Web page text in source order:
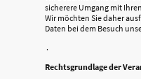
sicherere Umgang mit
Wir möchten Sie daher
Daten bei dem Besuch
.
Rechtsgrundlage der